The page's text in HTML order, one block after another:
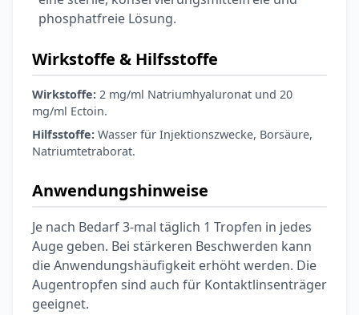
phosphatfreie Lösung.
Wirkstoffe & Hilfsstoffe
Wirkstoffe: 2 mg/ml Natriumhyaluronat und 20
mg/ml Ectoin.
Hilfsstoffe: Wasser für Injektionszwecke, Borsäure,
Natriumtetraborat.
Anwendungshinweise
Je nach Bedarf 3-mal täglich 1 Tropfen in jedes
Auge geben. Bei stärkeren Beschwerden kann
die Anwendungshäufigkeit erhöht werden. Die
Augentropfen sind auch für Kontaktlinsenträger
geeignet.